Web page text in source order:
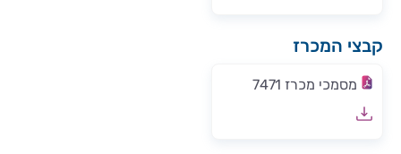
קבצי המכרז
מסמכי מכרז 7471